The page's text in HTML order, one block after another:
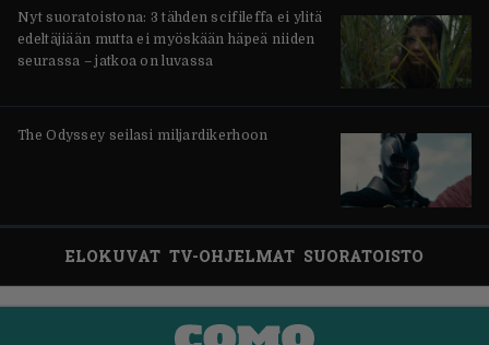
Nyt suoratoistona: 3 tähden scifileffa ei ylitä
edeltäjiään mutta ei myöskään häpeä niiden
seurassa – jatkoa on luvassa
The Odyssey seilasi miljardikerhoon
ELOKUVAT TV-OHJELMAT SUORATOISTO